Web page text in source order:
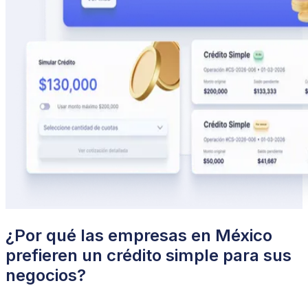
¿Por qué las empresas en México
prefieren un crédito simple para sus
negocios?